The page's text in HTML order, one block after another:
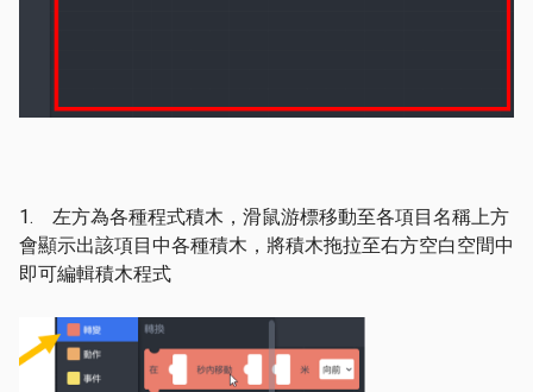
1. 左方為各種程式積木，滑鼠游標移動至各項目名稱上方
會顯示出該項目中各種積木，將積木拖拉至右方空白空間中
即可編輯積木程式